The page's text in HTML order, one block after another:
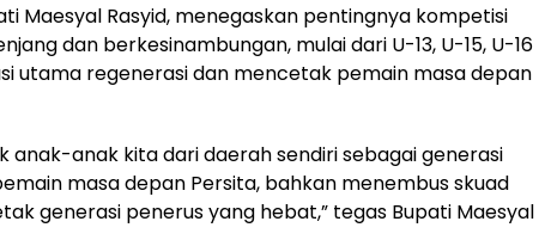
Maesyal Rasyid, menegaskan pentingnya kompetisi
dan berkesinambungan, mulai dari U-13, U-15, U-16
utama regenerasi dan mencetak pemain masa depan
anak-anak kita dari daerah sendiri sebagai generasi
masa depan Persita, bahkan menembus skuad
generasi penerus yang hebat,” tegas Bupati Maesyal